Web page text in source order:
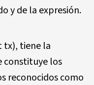
y de la expresión.
tx), tiene la
constituye los
reconocidos como